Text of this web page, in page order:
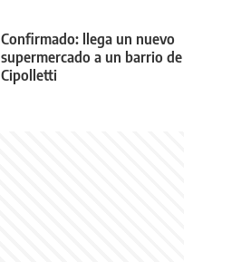
Confirmado: llega un nuevo
supermercado a un barrio de
Cipolletti